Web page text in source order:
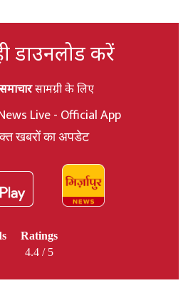
डाउनलोड करें
समाचारसामग्री के लिए
Live - Official App
खबरों का अपडेट
Ratings
4.4 / 5